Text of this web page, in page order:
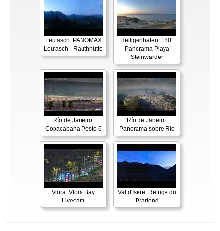
Leutasch: PANOMAX
Leutasch - Rauthhütte
Heiligenhafen: 180°
Panorama Playa
Steinwarder
Río de Janeiro:
Copacabana Posto 6
Río de Janeiro:
Panorama sobre Río
Vlora: Vlora Bay
Livecam
Val d'Isère: Refuge du
Prariond